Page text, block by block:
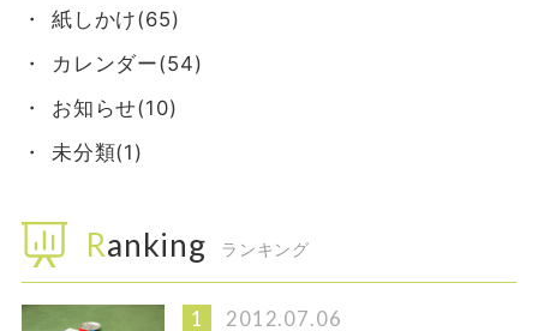
紙しかけ(65)
カレンダー(54)
お知らせ(10)
未分類(1)
Ranking ランキング
2012.07.06